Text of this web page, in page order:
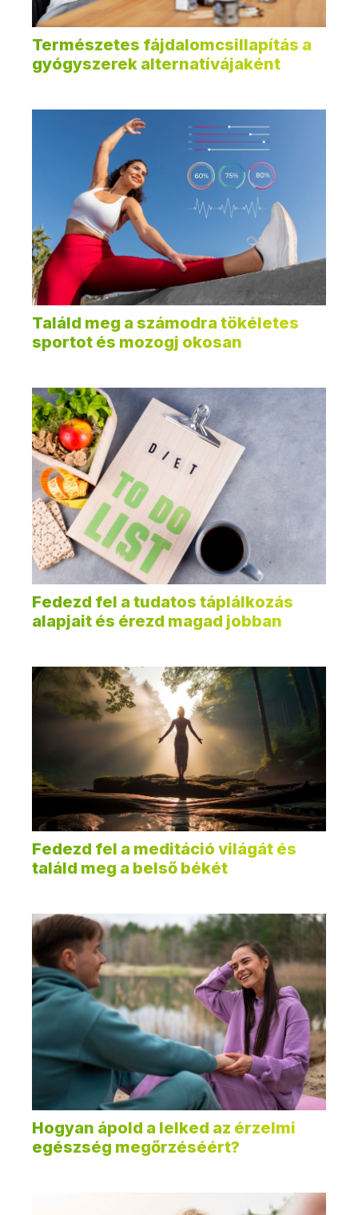
Természetes fájdalomcsillapítás a
gyógyszerek alternatívájaként
Találd meg a számodra tökéletes
sportot és mozogj okosan
Fedezd fel a tudatos táplálkozás
alapjait és érezd magad jobban
Fedezd fel a meditáció világát és
találd meg a belső békét
Hogyan ápold a lelked az érzelmi
egészség megőrzéséért?